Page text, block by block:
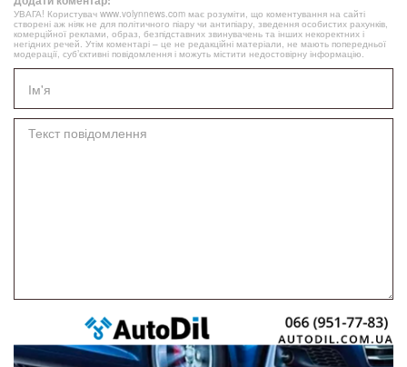
УВАГА! Користувач www.volynnews.com має розуміти, що коментування на сайті
створені аж ніяк не для політичного піару чи антипіару, зведення особистих рахунків,
комерційної реклами, образ, безпідставних звинувачень та інших некоректних і
негідних речей. Утім коментарі – це не редакційні матеріали, не мають попередньої
модерації, суб’єктивні повідомлення і можуть містити недостовірну інформацію.